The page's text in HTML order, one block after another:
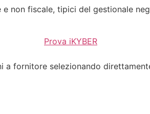
e non fiscale, tipici del gestionale
Prova iKYBER